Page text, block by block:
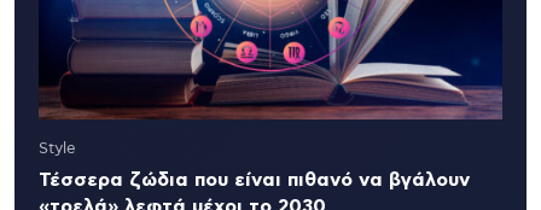
Style
Τέσσερα ζώδια που είναι πιθανό να βγάλουν